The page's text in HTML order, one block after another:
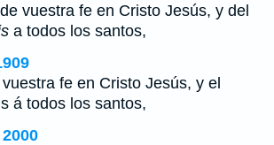
vuestra fe en Cristo Jesús, y del
a todos los santos,
fe en Cristo Jesús, y el
á todos los santos,